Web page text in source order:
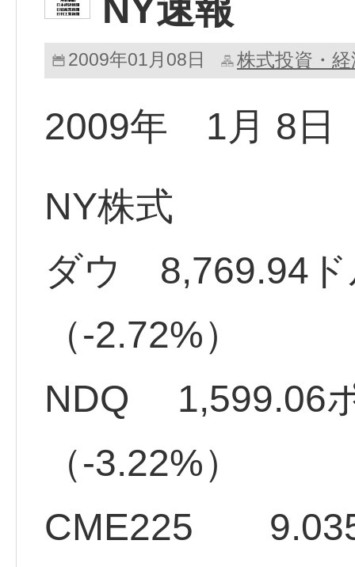
NY速報
2009年01月08日 株式投資・
2009年 1月 8日
NY株式
ダウ 8,769.94
（-2.72%）
NDQ
（-3.22%
CME225